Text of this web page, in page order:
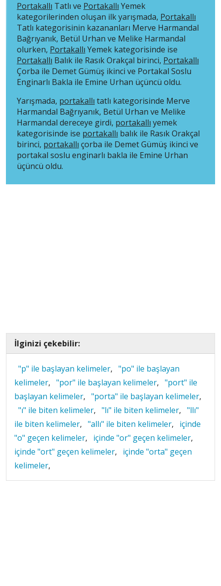
Portakallı Tatlı ve Portakallı Yemek
kategorilerinden oluşan ilk yarışmada, Portakallı
Tatlı kategorisinin kazananları Merve Harmandal
Bağrıyanık, Betül Urhan ve Melike Harmandal
olurken, Portakallı Yemek kategorisinde ise
Portakallı Balık ile Rasık Orakçal birinci, Portakallı
Çorba ile Demet Gümüş ikinci ve Portakal Soslu
Enginarlı Bakla ile Emine Urhan üçüncü oldu.
Yarışmada, portakallı tatlı kategorisinde Merve
Harmandal Bağrıyanık, Betül Urhan ve Melike
Harmandal dereceye girdi, portakallı yemek
kategorisinde ise portakallı balık ile Rasık Orakçal
birinci, portakallı çorba ile Demet Gümüş ikinci ve
portakal soslu enginarlı bakla ile Emine Urhan
üçüncü oldu.
İlginizi çekebilir:
"p" ile başlayan kelimeler, "po" ile başlayan
kelimeler, "por" ile başlayan kelimeler, "port" ile
başlayan kelimeler, "porta" ile başlayan kelimeler,
"ı" ile biten kelimeler, "lı" ile biten kelimeler, "llı"
ile biten kelimeler, "allı" ile biten kelimeler,
içinde
"o" geçen kelimeler, içinde "or" geçen kelimeler,
içinde "ort" geçen kelimeler,
içinde "orta" geçen
kelimeler,